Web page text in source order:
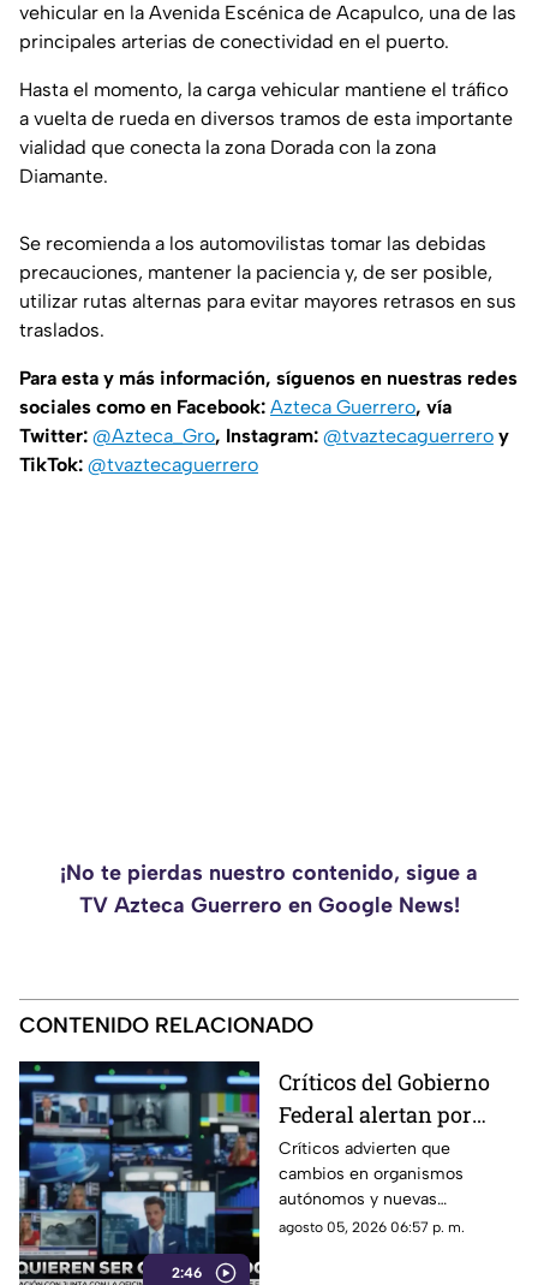
vehicular en la Avenida Escénica de Acapulco, una de las
principales arterias de conectividad en el puerto.
Hasta el momento, la carga vehicular mantiene el tráfico
a vuelta de rueda en diversos tramos de esta importante
vialidad que conecta la zona Dorada con la zona
Diamante.
Se recomienda a los automovilistas tomar las debidas
precauciones, mantener la paciencia y, de ser posible,
utilizar rutas alternas para evitar mayores retrasos en sus
traslados.
Para esta y más información, síguenos en nuestras redes
sociales como en Facebook: Azteca Guerrero, vía
Twitter: @Azteca_Gro, Instagram: @tvaztecaguerrero y
TikTok: @tvaztecaguerrero
¡No te pierdas nuestro contenido, sigue a
TV Azteca Guerrero en Google News!
CONTENIDO RELACIONADO
2:46
Críticos del Gobierno
Federal alertan por
presuntos intentos de
controlar la
información
Críticos advierten que
cambios en organismos
autónomos y nuevas
regulaciones podrían afectar la
agosto 05, 2026 06:57 p. m.